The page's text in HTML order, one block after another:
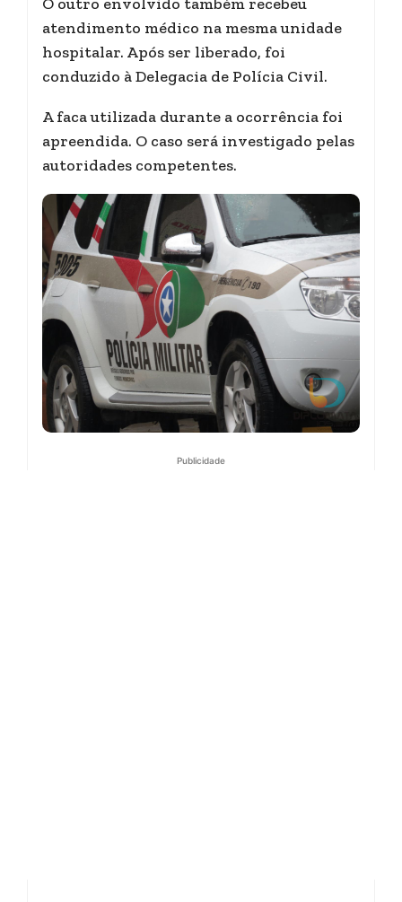
atendimento médico na mesma unidade
hospitalar. Após ser liberado, foi
conduzido à Delegacia de Polícia Civil.
A faca utilizada durante a ocorrência foi
apreendida. O caso será investigado pelas
autoridades competentes.
Publicidade